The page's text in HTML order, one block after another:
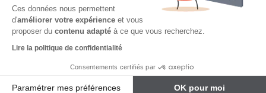
Ces données nous permettent
d'améliorer votre expérience et vous
proposer du contenu adapté à ce que vous recherchez.
Lire la politique de confidentialité
Consentements certifiés par
Paramétrer mes préférences OK pour moi